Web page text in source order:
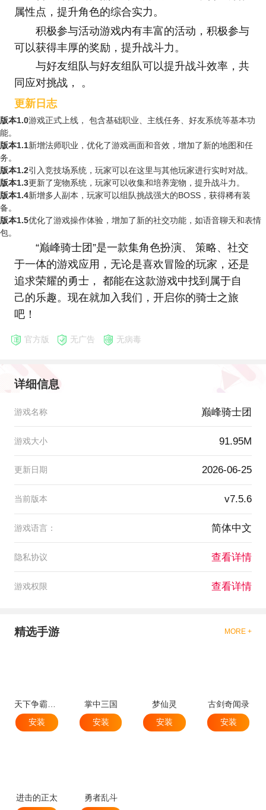
属性点，提升角色的综合实力。
积极参与活动游戏内有丰富的活动，积极参与
可以获得丰厚的奖励，提升战斗力。
与好友组队与好友组队可以提升战斗效率，共
同应对挑战， 。
更新日志
版本1.0游戏正式上线， 包含基础职业、主线任务、好友系统等基本功
能。
版本1.1新增法师职业，优化了游戏画面和音效，增加了新的地图和任
务。
版本1.2引入竞技场系统，玩家可以在这里与其他玩家进行实时对战。
版本1.3更新了宠物系统，玩家可以收集和培养宠物，提升战斗力。
版本1.4新增多人副本，玩家可以组队挑战强大的BOSS，获得稀有装
备。
版本1.5优化了游戏操作体验，增加了新的社交功能，如语音聊天和表情
包。
“巅峰骑士团”是一款集角色扮演、 策略、社交
于一体的游戏应用，无论是喜欢冒险的玩家，还是
追求荣耀的勇士， 都能在这款游戏中找到属于自
己的乐趣。现在就加入我们，开启你的骑士之旅
吧！
官方版 无广告 无病毒
详细信息
游戏名称 巅峰骑士团
游戏大小 91.95M
更新日期 2026-06-25
当前版本 v7.5.6
游戏语言： 简体中文
隐私协议 查看详情
游戏权限 查看详情
精选手游 MORE +
天下争霸三国志
安装
掌中三国
安装
梦仙灵
安装
古剑奇闻录
安装
进击的正太
勇者乱斗